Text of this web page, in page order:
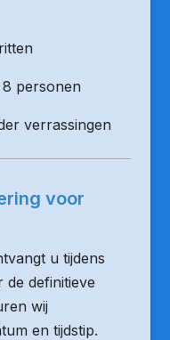
personen
verrassingen
voor
u tijdens
definitieve
wij
en tijdstip.